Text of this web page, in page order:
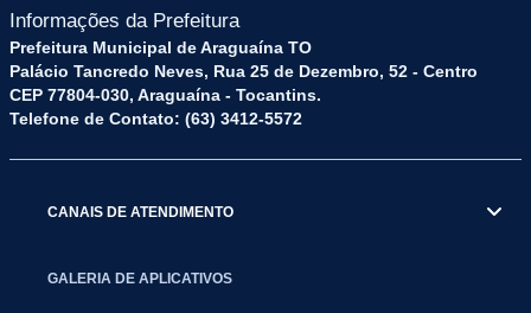
Informações da Prefeitura
Prefeitura Municipal de Araguaína TO
Palácio Tancredo Neves, Rua 25 de Dezembro, 52 - Centro
CEP 77804-030, Araguaína - Tocantins.
Telefone de Contato: (63) 3412-5572
CANAIS DE ATENDIMENTO
GALERIA DE APLICATIVOS